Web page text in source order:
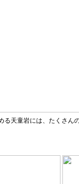
る天童岩には、たくさん